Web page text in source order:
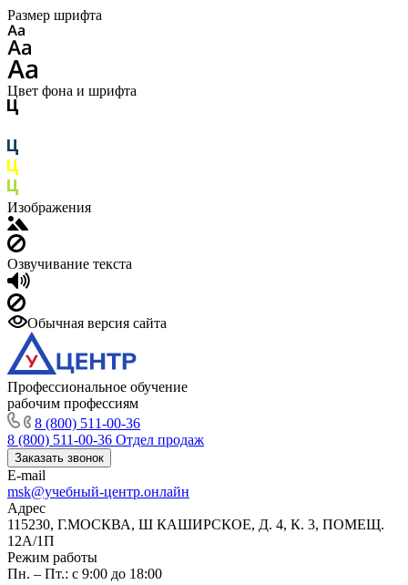
Размер шрифта
Цвет фона и шрифта
Изображения
Озвучивание текста
Обычная версия сайта
Профессиональное обучение
рабочим профессиям
8 (800) 511-00-36
8 (800) 511-00-36 Отдел продаж
Заказать звонок
E-mail
msk@учебный-центр.онлайн
Адрес
115230, Г.МОСКВА, Ш КАШИРСКОЕ, Д. 4, К. 3, ПОМЕЩ.
12А/1П
Режим работы
Пн. – Пт.: с 9:00 до 18:00